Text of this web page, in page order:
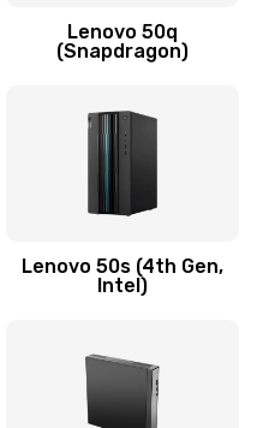
HDMI
устройства
Lenovo 50q
(Snapdragon)
Lenovo 50s (4th Gen,
Intel)